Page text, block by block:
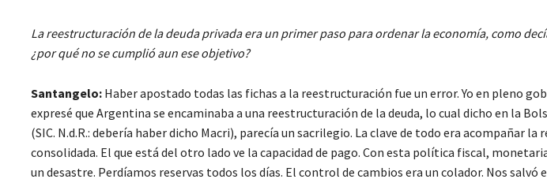
La reestructuración de la deuda privada era un primer paso para ordenar la economía, como
¿por qué no se cumplió aun ese objetivo?
Santangelo: Haber apostado todas las fichas a la reestructuración fue un error. Yo en pleno
expresé que Argentina se encaminaba a una reestructuración de la deuda, lo cual dicho en la
(SIC. N.d.R.: debería haber dicho Macri), parecía un sacrilegio. La clave de todo era acompañar
consolidada. El que está del otro lado ve la capacidad de pago. Con esta política fiscal,
un desastre. Perdíamos reservas todos los días. El control de cambios era un colador. Nos